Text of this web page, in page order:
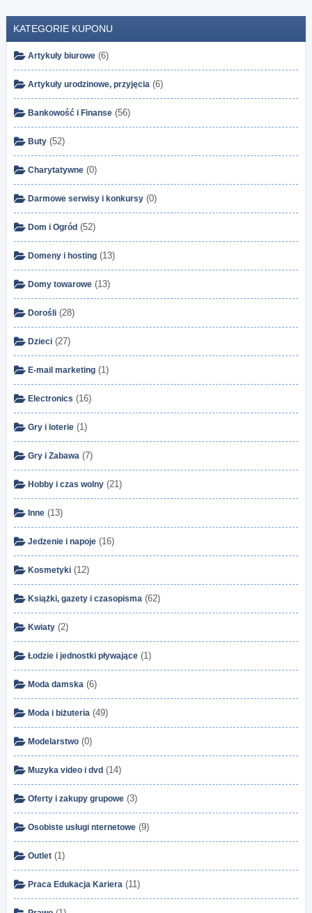
KATEGORIE KUPONU
Artykuły biurowe (6)
Artykuły urodzinowe, przyjęcia (6)
Bankowość i Finanse (56)
Buty (52)
Charytatywne (0)
Darmowe serwisy i konkursy (0)
Dom i Ogród (52)
Domeny i hosting (13)
Domy towarowe (13)
Dorośli (28)
Dzieci (27)
E-mail marketing (1)
Electronics (16)
Gry i loterie (1)
Gry i Zabawa (7)
Hobby i czas wolny (21)
Inne (13)
Jedzenie i napoje (16)
Kosmetyki (12)
Książki, gazety i czasopisma (62)
Kwiaty (2)
Łodzie i jednostki pływające (1)
Moda damska (6)
Moda i biżuteria (49)
Modelarstwo (0)
Muzyka video i dvd (14)
Oferty i zakupy grupowe (3)
Osobiste usługi nternetowe (9)
Outlet (1)
Praca Edukacja Kariera (11)